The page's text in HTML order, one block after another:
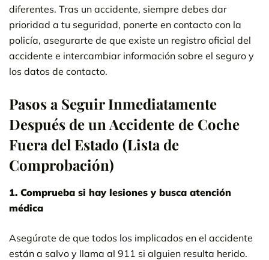
diferentes. Tras un accidente, siempre debes dar
prioridad a tu seguridad, ponerte en contacto con la
policía, asegurarte de que existe un registro oficial del
accidente e intercambiar información sobre el seguro y
los datos de contacto.
Pasos a Seguir Inmediatamente
Después de un Accidente de Coche
Fuera del Estado (Lista de
Comprobación)
1. Comprueba si hay lesiones y busca atención
médica
Asegúrate de que todos los implicados en el accidente
están a salvo y llama al 911 si alguien resulta herido.